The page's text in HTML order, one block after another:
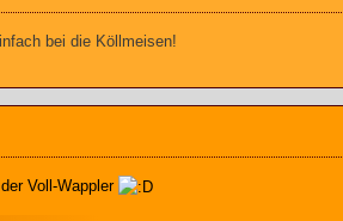
bei die Köllmeisen!
Voll-Wappler